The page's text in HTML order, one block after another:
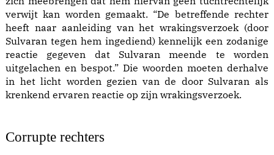
verwijt kan worden gemaakt. “De betreffende rechter
heeft naar aanleiding van het wrakingsverzoek (door
Sulvaran tegen hem ingediend) kennelijk een zodanige
reactie gegeven dat Sulvaran meende te worden
uitgelachen en bespot.” Die woorden moeten derhalve
in het licht worden gezien van de door Sulvaran als
krenkend ervaren reactie op zijn wrakingsverzoek.
Corrupte rechters